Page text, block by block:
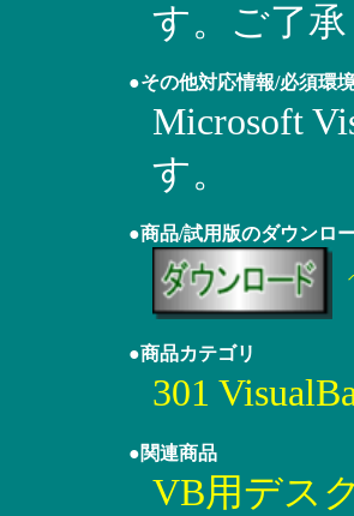
す。ご了
●その他対応情報/必須環
Microsoft
す。
●商品/試用版のダウンロ
●商品カテゴリ
301
●関連商品
VB用デス